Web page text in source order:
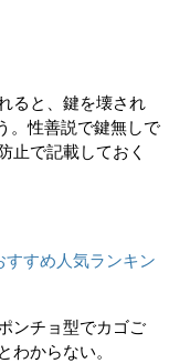
ると、鍵を壊され
。性善説で鍵無しで
止で記載しておく
すすめ人気ランキン
ンチョ型でカゴご
からない。